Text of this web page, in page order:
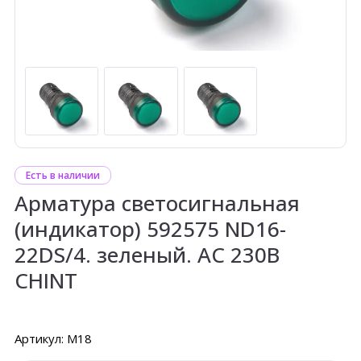
Есть в наличии
Арматура светосигнальная
(индикатор) 592575 ND16-
22DS/4. зеленый. АС 230В
CHINT
Артикул: М18